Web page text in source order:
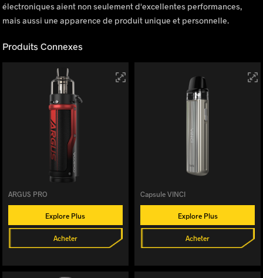
électroniques aient non seulement d'excellentes performances,
mais aussi une apparence de produit unique et personnelle.
Produits Connexes
ARGUS PRO
Explore Plus
Acheter
Capsule VINCI
Explore Plus
Acheter